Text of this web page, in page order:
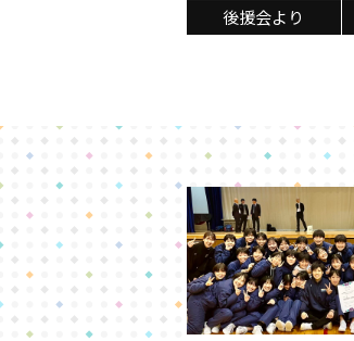
後援会より